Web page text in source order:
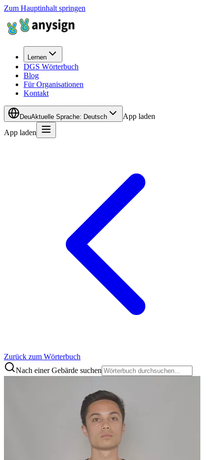
Zum Hauptinhalt springen
Lernen
DGS Wörterbuch
Blog
Für Organisationen
Kontakt
DeuAktuelle Sprache: Deutsch
App laden
App laden
Zurück zum Wörterbuch
Nach einer Gebärde suchen